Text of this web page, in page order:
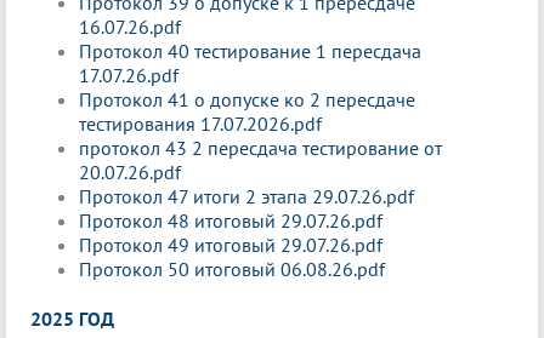
16.07.26.pdf
Протокол 40 тестирование 1 пересдача
17.07.26.pdf
Протокол 41 о допуске ко 2 пересдаче
тестирования 17.07.2026.pdf
протокол 43 2 пересдача тестирование от
20.07.26.pdf
Протокол 47 итоги 2 этапа 29.07.26.pdf
Протокол 48 итоговый 29.07.26.pdf
Протокол 49 итоговый 29.07.26.pdf
Протокол 50 итоговый 06.08.26.pdf
2025 ГОД